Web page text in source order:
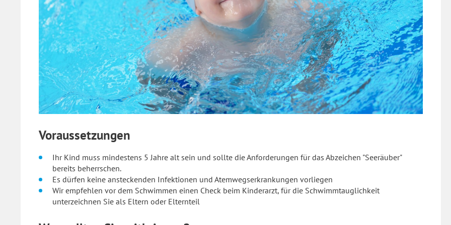
Voraussetzungen
Ihr Kind muss mindestens 5 Jahre alt sein und sollte die Anforderungen für das Abzeichen "Seeräuber"
bereits beherrschen.
Es dürfen keine ansteckenden Infektionen und Atemwegserkrankungen vorliegen
Wir empfehlen vor dem Schwimmen einen Check beim Kinderarzt, für die Schwimmtauglichkeit
unterzeichnen Sie als Eltern oder Elternteil